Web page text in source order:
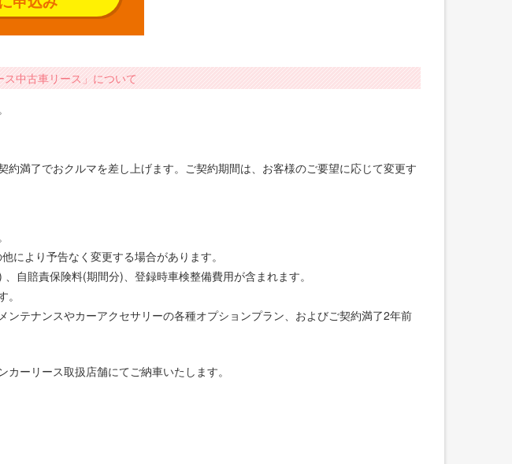
中古車リース」について
満了でおクルマを差し上げます。ご契約期間は、お客様のご要望に応じて変更す
により予告なく変更する場合があります。
自賠責保険料(期間分)、登録時車検整備費用が含まれます。
テナンスやカーアクセサリーの各種オプションプラン、およびご契約満了2年前
ーリース取扱店舗にてご納車いたします。